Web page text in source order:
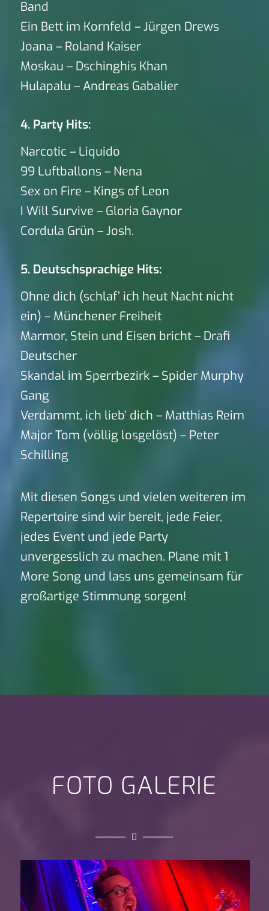
Band
Ein Bett im Kornfeld – Jürgen Drews
Joana – Roland Kaiser
Moskau – Dschinghis Khan
Hulapalu – Andreas Gabalier
4. Party Hits:
Narcotic – Liquido
99 Luftballons – Nena
Sex on Fire – Kings of Leon
I Will Survive – Gloria Gaynor
Cordula Grün – Josh.
5. Deutschsprachige Hits:
Ohne dich (schlaf’ ich heut Nacht nicht
ein) – Münchener Freiheit
Marmor, Stein und Eisen bricht – Drafi
Deutscher
Skandal im Sperrbezirk – Spider Murphy
Gang
Verdammt, ich lieb’ dich – Matthias Reim
Major Tom (völlig losgelöst) – Peter
Schilling
Mit diesen Songs und vielen weiteren im
Repertoire sind wir bereit, jede Feier,
jedes Event und jede Party
unvergesslich zu machen. Plane mit 1
More Song und lass uns gemeinsam für
großartige Stimmung sorgen!
FOTO GALERIE